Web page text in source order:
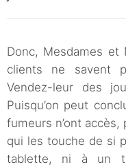
Donc, Mesdames et
clients ne savent
Vendez-leur des
Puisqu’on peut
fumeurs n’ont
qui les touche de si
tablette, ni à un